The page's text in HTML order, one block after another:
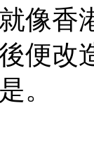
像香
便改
。